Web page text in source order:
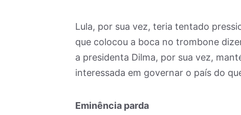
Lula, por sua vez, teria tentado
que colocou a boca no trombone
a presidenta Dilma, por sua vez,
interessada em governar o país do
Eminência parda